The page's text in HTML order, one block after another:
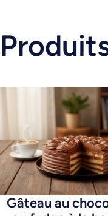
Gâteau au